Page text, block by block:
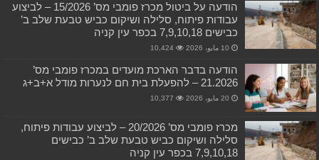
הודעה על ביטול מכרז פומבי מס’ 15/2026 – לביצוע
עבודות פיתוח, סלילה ושיקום כביש טבעת שלב ב’
כבישים 7,9,10,18 בכפר עין קניה
10 مايو، 2026 10,424
הודעה בדבר הארכת מועדים במכרז פומבי מס’
21.2026 – להפעלת בית חם לנערות מודל א+ב+ג
20 مايو، 2026 10,377
מכרז פומבי מס’ 20/2026 – לביצוע עבודות פיתוח,
סלילה ושיקום כביש טבעת שלב ב’ כבישים
7,9,10,18 בכפר עין קניה